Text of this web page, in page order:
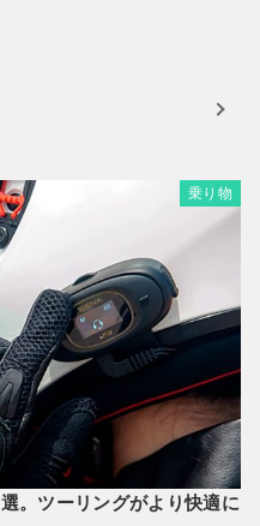
乗り物
。ツーリングがより快適に